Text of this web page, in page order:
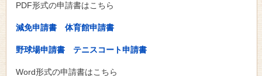
PDF形式の申請書はこちら
減免申請書 体育館申請書
野球場申請書 テニスコート申請書
Word形式の申請書はこちら